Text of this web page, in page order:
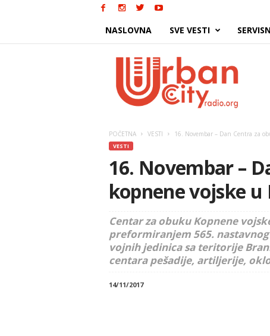
NASLOVNA SVE VESTI
POČETNA VESTI 16. Novembar – Dan Centra za
VESTI
16. Novembar –
kopnene vojske u
Centar za obuku Kopnene
preformiranjem 565.
vojnih jedinica sa teritorije
centara pešadije, artiljerije,
14/11/2017